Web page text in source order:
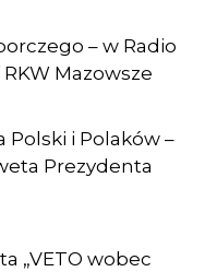
– w Radio
Mazowsze
i Polaków –
Prezydenta
„VETO wobec